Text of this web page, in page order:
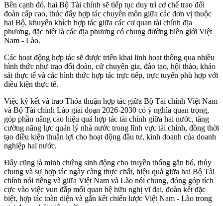
Bên cạnh đó, hai Bộ Tài chính sẽ tiếp tục duy trì cơ chế trao đổi
đoàn cấp cao, thúc đẩy hợp tác chuyên môn giữa các đơn vị thuộc
hai Bộ, khuyến khích hợp tác giữa các cơ quan tài chính địa
phương, đặc biệt là các địa phương có chung đường biên giới Việt
Nam - Lào.
Các hoạt động hợp tác sẽ được triển khai linh hoạt thông qua nhiều
hình thức như trao đổi đoàn, cử chuyên gia, đào tạo, hội thảo, khảo
sát thực tế và các hình thức hợp tác trực tiếp, trực tuyến phù hợp với
điều kiện thực tế.
Việc ký kết và trao Thỏa thuận hợp tác giữa Bộ Tài chính Việt Nam
và Bộ Tài chính Lào giai đoạn 2026-2030 có ý nghĩa quan trọng,
góp phần nâng cao hiệu quả hợp tác tài chính giữa hai nước, tăng
cường năng lực quản lý nhà nước trong lĩnh vực tài chính, đồng thời
tạo điều kiện thuận lợi cho hoạt động đầu tư, kinh doanh của doanh
nghiệp hai nước.
Đây cũng là minh chứng sinh động cho truyền thống gắn bó, thủy
chung và sự hợp tác ngày càng thực chất, hiệu quả giữa hai Bộ Tài
chính nói riêng và giữa Việt Nam và Lào nói chung, đóng góp tích
cực vào việc vun đắp mối quan hệ hữu nghị vĩ đại, đoàn kết đặc
biệt, hợp tác toàn diện và gắn kết chiến lược Việt Nam - Lào trong